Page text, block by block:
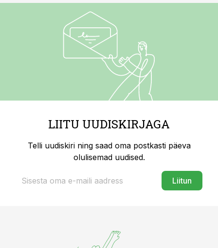
LIITU UUDISKIRJAGA
Telli uudiskiri ning saad oma postkasti päeva
olulisemad uudised.
Liitun